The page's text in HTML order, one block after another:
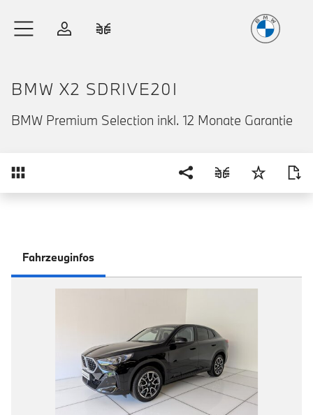
Anmelden
BMW X2 SDRIVE20I
BMW Premium Selection inkl. 12 Monate Garantie
Fahrzeuginfos